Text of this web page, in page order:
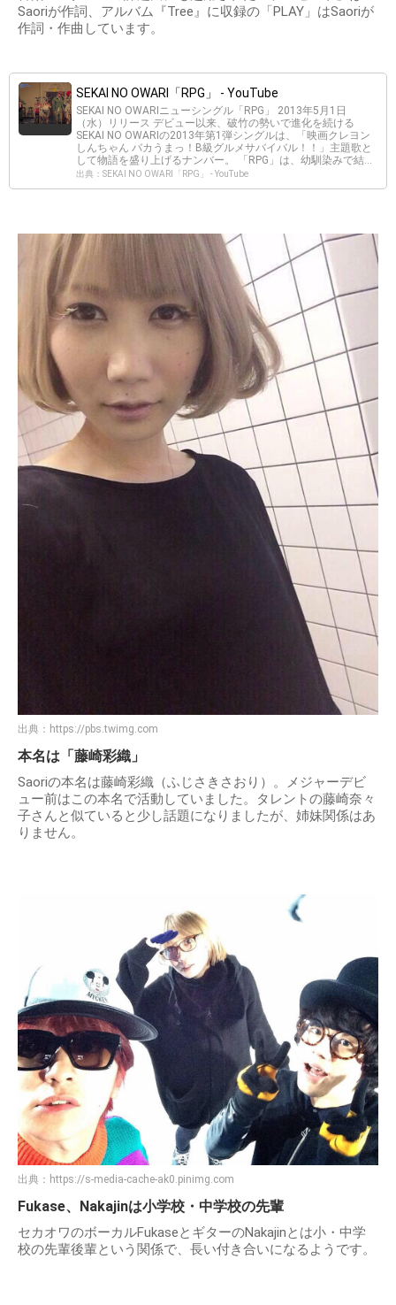
Saoriが作詞、アルバム『Tree』に収録の「PLAY」はSaoriが
作詞・作曲しています。
SEKAI NO OWARI「RPG」 - YouTube
SEKAI NO OWARIニューシングル「RPG」 2013年5月1日
（水）リリース デビュー以来、破竹の勢いで進化を続ける
SEKAI NO OWARIの2013年第1弾シングルは、「映画クレヨン
しんちゃん バカうまっ！B級グルメサバイバル！！」主題歌と
して物語を盛り上げるナンバー。 「RPG」は、幼馴染みで結...
出典：SEKAI NO OWARI「RPG」 - YouTube
出典： https://pbs.twimg.com
本名は「藤崎彩織」
Saoriの本名は藤崎彩織（ふじさきさおり）。メジャーデビ
ュー前はこの本名で活動していました。タレントの藤崎奈々
子さんと似ていると少し話題になりましたが、姉妹関係はあ
りません。
出典： https://s-media-cache-ak0.pinimg.com
Fukase、Nakajinは小学校・中学校の先輩
セカオワのボーカルFukaseとギターのNakajinとは小・中学
校の先輩後輩という関係で、長い付き合いになるようです。